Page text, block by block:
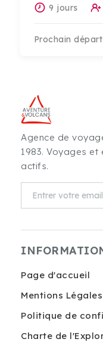
9 jours
Prochain départ
Agence de
1983. Voyages
actifs.
Page d'accueil
Mentions
Politique de
Charte de